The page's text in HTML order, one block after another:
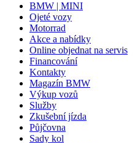
BMW | MINI
Ojeté vozy
Motorrad
Akce a nabídky
Online objednat na servis
Financování
Kontakty
Magazín BMW
Výkup vozů
Služby
Zkušební jízda
Půjčovna
Sady kol